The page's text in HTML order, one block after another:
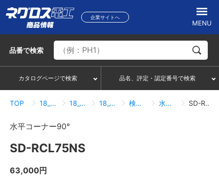
企業サイトへ
MENU
品番で検索
カタログページで検索 品名、評定・認定番号で検索
TOP 18_冷媒管ラック 18_04_分岐（ノンスリップタイプ） 18_04_01_分岐（ノンスリップタイプ） 検索結果一覧 水平コーナー90° SD-RCL75NS
水平コーナー90°
SD-RCL75NS
63,000円